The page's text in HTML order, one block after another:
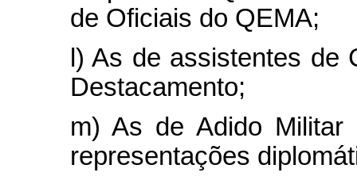
de Oficiais do QEMA;
l) As de assistentes de
Destacamento;
m) As de Adido
representações